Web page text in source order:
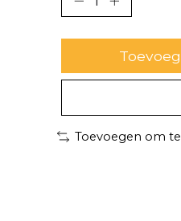
Toevoegen om